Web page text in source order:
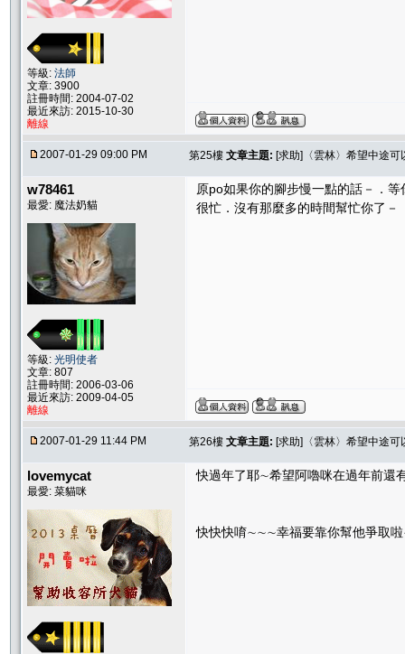
等級: 法師
文章: 3900
註冊時間: 2004-07-02
最近來訪: 2015-10-30
離線
2007-01-29 09:00 PM 第25樓 文章主題: [求助]〈雲林〉希望中途
w78461
最愛: 魔法奶貓
等級: 光明使者
文章: 807
註冊時間: 2006-03-06
最近來訪: 2009-04-05
離線
原po如果你的腳步慢一點的話－．
很忙．沒有那麼多的時間幫忙你了－
2007-01-29 11:44 PM 第26樓 文章主題: [求助]〈雲林〉希望中途
lovemycat
最愛: 菜貓咪
快過年了耶∼希望阿嚕咪在過年前還
快快快唷∼∼∼幸福要靠你幫他爭取